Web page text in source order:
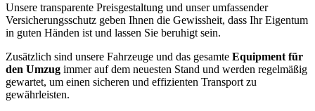
Unsere transparente Preisgestaltung und unser umfassender
Versicherungsschutz geben Ihnen die Gewissheit, dass Ihr Eigentum
in guten Händen ist und lassen Sie beruhigt sein.
Zusätzlich sind unsere Fahrzeuge und das gesamte Equipment für
den Umzug immer auf dem neuesten Stand und werden regelmäßig
gewartet, um einen sicheren und effizienten Transport zu
gewährleisten.